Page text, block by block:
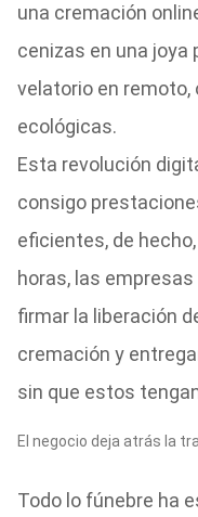
una cremación
cenizas en una joya
velatorio en remoto,
ecológicas.
Esta revolución
consigo
eficientes, de
horas, las
firmar la liberación
cremación y
sin que estos
El negocio deja atrás la
Todo lo fúnebre ha